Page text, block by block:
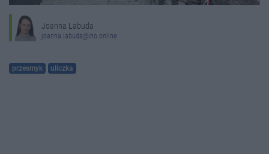
Joanna Labuda
joanna.labuda@ino.online
przesmyk uliczka